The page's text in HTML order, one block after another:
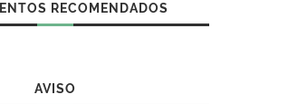
RECOMENDADOS
AVISO